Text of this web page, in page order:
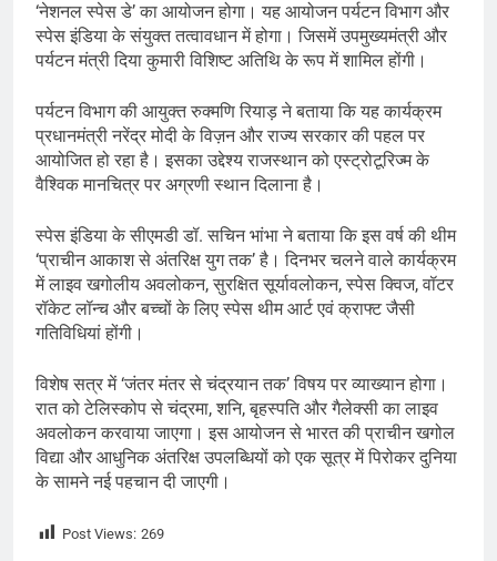
‘नेशनल स्पेस डे’ का आयोजन होगा। यह आयोजन पर्यटन विभाग और
स्पेस इंडिया के संयुक्त तत्वावधान में होगा। जिसमें उपमुख्यमंत्री और
पर्यटन मंत्री दिया कुमारी विशिष्ट अतिथि के रूप में शामिल होंगी।
पर्यटन विभाग की आयुक्त रुक्मणि रियाड़ ने बताया कि यह कार्यक्रम
प्रधानमंत्री नरेंद्र मोदी के विज़न और राज्य सरकार की पहल पर
आयोजित हो रहा है। इसका उद्देश्य राजस्थान को एस्ट्रोटूरिज्म के
वैश्विक मानचित्र पर अग्रणी स्थान दिलाना है।
स्पेस इंडिया के सीएमडी डॉ. सचिन भांभा ने बताया कि इस वर्ष की थीम
‘प्राचीन आकाश से अंतरिक्ष युग तक’ है। दिनभर चलने वाले कार्यक्रम
में लाइव खगोलीय अवलोकन, सुरक्षित सूर्यावलोकन, स्पेस क्विज, वॉटर
रॉकेट लॉन्च और बच्चों के लिए स्पेस थीम आर्ट एवं क्राफ्ट जैसी
गतिविधियां होंगी।
विशेष सत्र में ‘जंतर मंतर से चंद्रयान तक’ विषय पर व्याख्यान होगा।
रात को टेलिस्कोप से चंद्रमा, शनि, बृहस्पति और गैलेक्सी का लाइव
अवलोकन करवाया जाएगा। इस आयोजन से भारत की प्राचीन खगोल
विद्या और आधुनिक अंतरिक्ष उपलब्धियों को एक सूत्र में पिरोकर दुनिया
के सामने नई पहचान दी जाएगी।
Post Views: 269